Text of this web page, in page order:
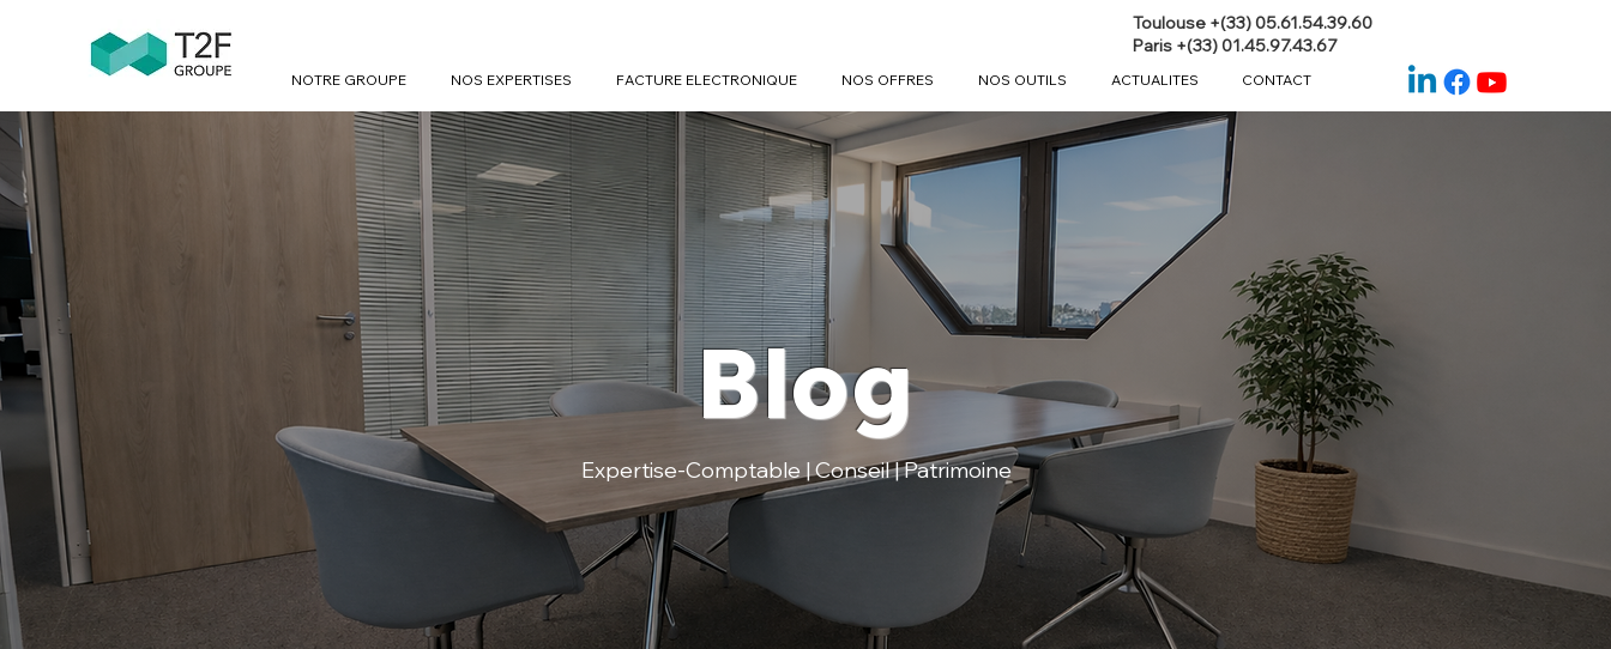
Toulouse +(33) 05.61.54.39.60
Paris +(33) 01.45.97.43.67
NOTRE GROUPE NOS EXPERTISES FACTURE ELECTRONIQUE NOS OFFRES NOS OUTILS ACTUALITES CONTACT
Blog
Expertise-Comptable | Conseil | Patrimoine